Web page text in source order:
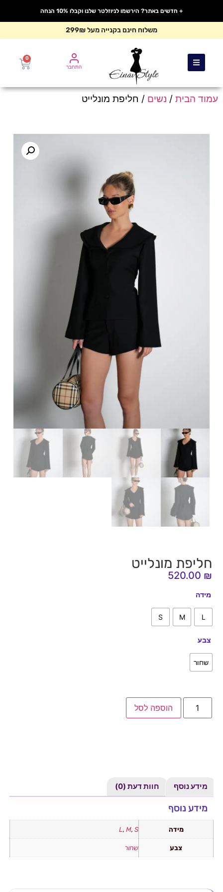
+ חדשים באתר? הירשמו לניוזלטר שלנו וקבלו 10% הנחה
משלוח חינם בקנייה מעל 299₪
0
התחבר
עמוד הבית / נשים / חליפת מונלייט
חליפת מונלייט
520.00 ₪
מידה
L
M
S
צבע
שחור
הוספה לסל
מידע נוסף חוות דעת (0)
מידע נוסף
מידה L, M, S
צבע שחור